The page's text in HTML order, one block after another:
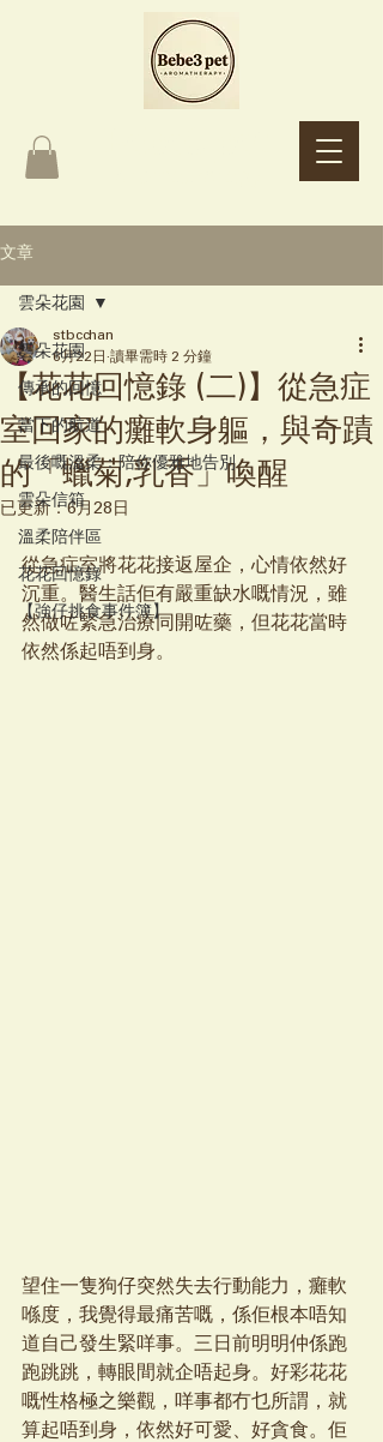
文章
雲朵花園
傳承的回憶
當下的航道
最後嘅溫柔：陪你優雅地告別
雲朵信箱
溫柔陪伴區
花花回憶錄
【強仔挑食事件簿】
雲朵花園
【花花回憶錄 (二)】從急症
室回家的癱軟身軀，與奇蹟
的「蠟菊,乳香」喚醒
stbcchan
6月22日 讀畢需時 2 分鐘
已更新：6月28日
從急症室將花花接返屋企，心情依然好
沉重。醫生話佢有嚴重缺水嘅情況，雖
然做咗緊急治療同開咗藥，但花花當時
依然係起唔到身。
望住一隻狗仔突然失去行動能力，癱軟
喺度，我覺得最痛苦嘅，係佢根本唔知
道自己發生緊咩事。三日前明明仲係跑
跑跳跳，轉眼間就企唔起身。好彩花花
嘅性格極之樂觀，咩事都冇乜所謂，就
算起唔到身，依然好可愛、好貪食。佢